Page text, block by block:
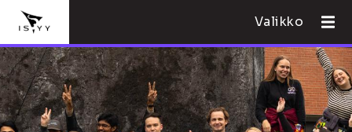
Valikko